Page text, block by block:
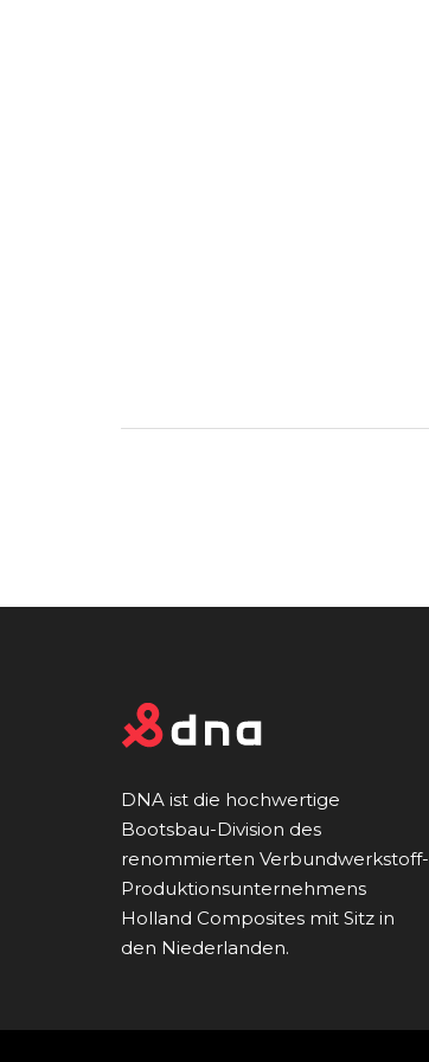
DNA ist die hochwertige
Bootsbau-Division des
renommierten Verbundwerkstoff-
Produktionsunternehmens
Holland Composites mit Sitz in
den Niederlanden.